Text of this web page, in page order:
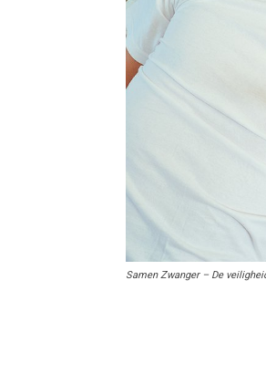
Samen Zwanger – De